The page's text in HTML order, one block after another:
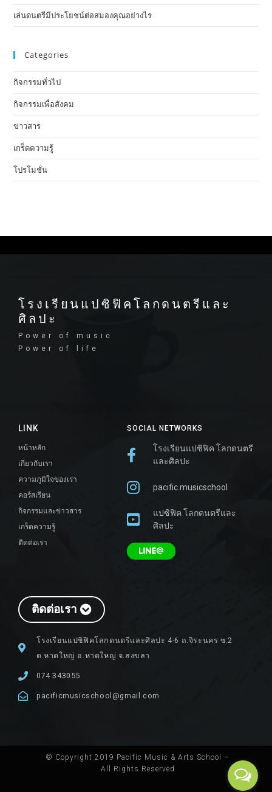
เล่นดนตรีมีประโยชน์ต่อสมองคุณอย่างไร
Categories
กิจกรรมทั่วไป
กิจกรรมเพื่อสังคม
ข่าวสาร
เกร็ดความรู้
โปรโมชั่น
ติดต่อเรา
โรงเรียนแปซิฟิคโลกดนตรีและศิลปะ 4-6 ถ.จิระนคร ซ.2
ต.หาดใหญ่ อ.หาดใหญ่ จ.สงขลา
074 343055
pacificmusicschool@gmail.com
SOCIAL NETWORKS
โรงเรียนแปซิฟิค โลกดนตรี
และศิลปะ
pacific.musicschool
แปซิฟิค โลกดนตรีและ
ศิลปะ
LINK
หน้าหลัก
เกี่ยวกับเรา
ความภูมิใจของเรา
คอร์สเรียน
กิจกรรมและข่าวสาร
เกร็ดความรู้
ติดต่อเรา
โรงเรียนแปซิฟิคโลกดนตรีและ
ศิลปะ
Power of music
Power of life
© Copyright 2019 Pacific Music & Arts School –
All Rights Reserved